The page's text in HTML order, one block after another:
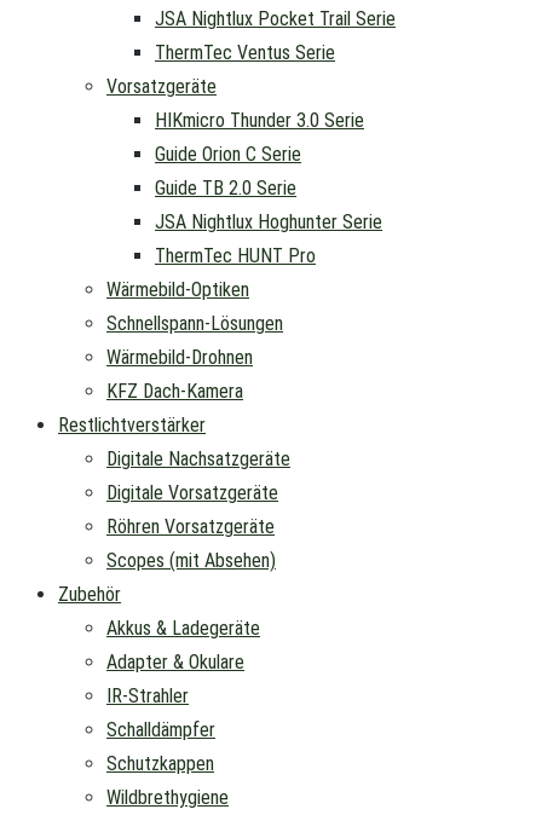
JSA Nightlux Pocket Trail Serie
ThermTec Ventus Serie
Vorsatzgeräte
HIKmicro Thunder 3.0 Serie
Guide Orion C Serie
Guide TB 2.0 Serie
JSA Nightlux Hoghunter Serie
ThermTec HUNT Pro
Wärmebild-Optiken
Schnellspann-Lösungen
Wärmebild-Drohnen
KFZ Dach-Kamera
Restlichtverstärker
Digitale Nachsatzgeräte
Digitale Vorsatzgeräte
Röhren Vorsatzgeräte
Scopes (mit Absehen)
Zubehör
Akkus & Ladegeräte
Adapter & Okulare
IR-Strahler
Schalldämpfer
Schutzkappen
Wildbrethygiene